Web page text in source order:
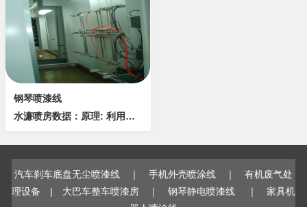
钢琴喷漆线
水濂喷房数据：原理: 利用马达风轮带动产生一定量的抽气, 使喷枪喷出之油(非工作表面的)同喷咀喷出之水混合于水池中. 功能:1.隔挡飞出工件之油漆粒子扩散于外界而污染环境. 2.能将污染物集中于局部位置, 即在水濂房...
汽车刹车底盘无尘喷漆线 ｜ 手机外壳喷涂线 ｜ 有机废气处
理设备 | 大巴车整车喷漆房 ｜ 钢琴静电喷漆线 ｜ 家具机